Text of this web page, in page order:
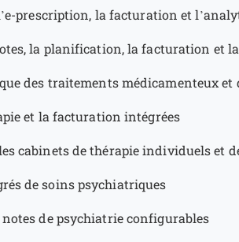
prescription, la facturation et
la planification, la facturation et
des traitements médicamenteux et
et la facturation intégrées
cabinets de thérapie individuels et
de soins psychiatriques
notes de psychiatrie configurables